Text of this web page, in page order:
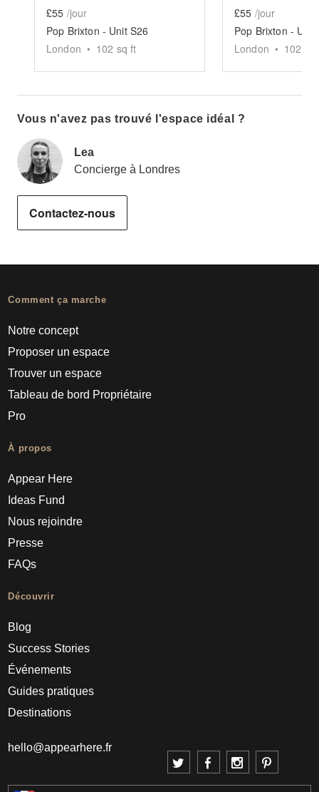
£55 /jour
Pop Brixton - Unit S26
London • 102 sq ft
£55 /jour
Pop Brixton - Unit
London • 102
Vous n'avez pas trouvé l'espace idéal ?
Lea
Concierge à Londres
Contactez-nous
Comment ça marche
Notre concept
Proposer un espace
Trouver un espace
Tableau de bord Propriétaire
Pro
À propos
Appear Here
Ideas Fund
Nous rejoindre
Presse
FAQs
Découvrir
Blog
Success Stories
Événements
Guides pratiques
Destinations
hello@appearhere.fr